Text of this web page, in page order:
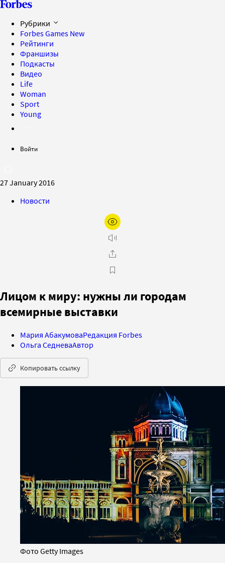
Рубрики
Forbes Games New
Рейтинги
Франшизы
Подкасты
Видео
Life
Woman
Sport
Young
Войти
27 January 2016
Новости
Лицом к миру: нужны ли городам
всемирные выставки
Мария АбакумоваРедакция Forbes
Ольга СедневаАвтор
Копировать ссылку
Фото Getty Images